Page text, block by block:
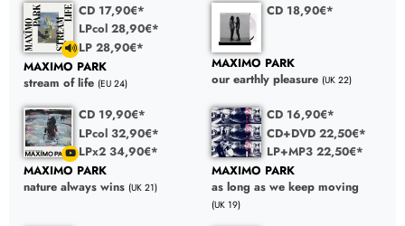
CD 17,90€*
LPcol 28,90€*
LP 28,90€*
MAXIMO PARK
stream of life (EU 24)
CD 18,90€*
MAXIMO PARK
our earthly pleasure (UK 22)
CD 19,90€*
LPcol 32,90€*
LPx2 34,90€*
MAXIMO PARK
nature always wins (UK 21)
CD 16,90€*
CD+DVD 22,50€*
LP+MP3 22,50€*
MAXIMO PARK
as long as we keep moving
(UK 19)